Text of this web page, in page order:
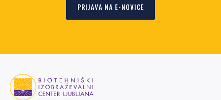
PRIJAVA NA E-NOVICE